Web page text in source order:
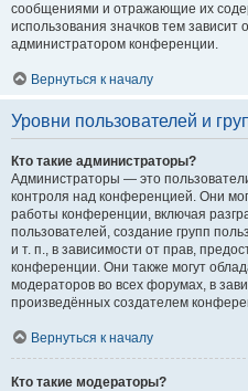
сообщениями и отражающие их
использования значков тем
администратором конференции.
Вернуться к началу
Уровни пользователей и
Кто такие администраторы?
Администраторы — это
контроля над конференцией. Они
работы конференции, включая
пользователей, создание групп
и т. п., в зависимости от прав,
конференции. Они также могут
модераторов во всех форумах, в
произведённых создателем
Вернуться к началу
Кто такие модераторы?